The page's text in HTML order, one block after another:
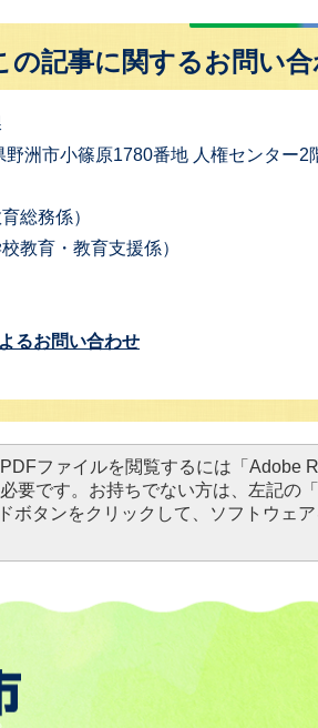
の記事に関するお問い
野洲市小篠原1780番地 人権センター2
総務係）
教育・教育支援係）
るお問い合わせ
PDFファイルを閲覧するには「Adobe
必要です。お持ちでない方は、左記の
ボタンをクリックして、ソフトウェ